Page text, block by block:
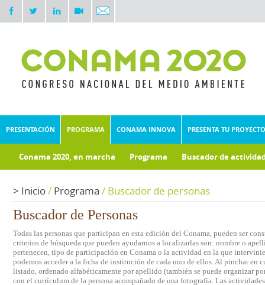
PRESENTACIÓN PROGRAMA CONAMA INNOVA PRESENTA TU PROYECTO
Conama 2020, en marcha Programa Buscador de
> Inicio/ Programa / Buscador de personas
Buscador de Personas
Todas las personas que participan en esta edición del Conama, pueden ser
criterios de búsqueda que pueden ayudarnos a localizarlas son: nombre o
pertenecen, tipo de participación en Conama o la actividad en la que
podemos acceder a la ficha de institución de cada uno de ellos. Al pinchar en
listado, ordenado alfabéticamente por apellido (también se puede organizar
con el currículum de la persona acompañado de una fotografía. Las